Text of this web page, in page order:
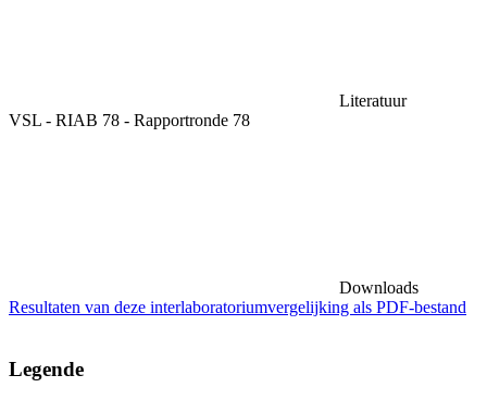
Literatuur
VSL - RIAB 78 - Rapportronde 78
Downloads
Resultaten van deze interlaboratoriumvergelijking als PDF-bestand
Legende